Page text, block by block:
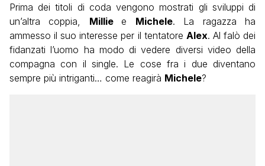
Prima dei titoli di coda vengono mostrati gli sviluppi di
un’altra coppia, Milliee Michele. La ragazza ha
ammesso il suo interesse per il tentatore Alex. Al falò dei
fidanzati l’uomo ha modo di vedere diversi video della
compagna con il single. Le cose fra i due diventano
sempre più intriganti… come reagirà Michele?